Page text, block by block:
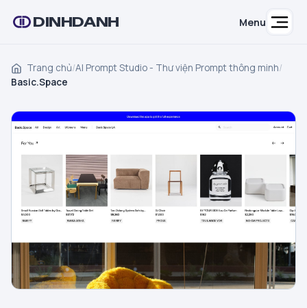
DINHDANH Menu
Trang chủ/AI Prompt Studio - Thư viện Prompt thông minh/
Basic.Space